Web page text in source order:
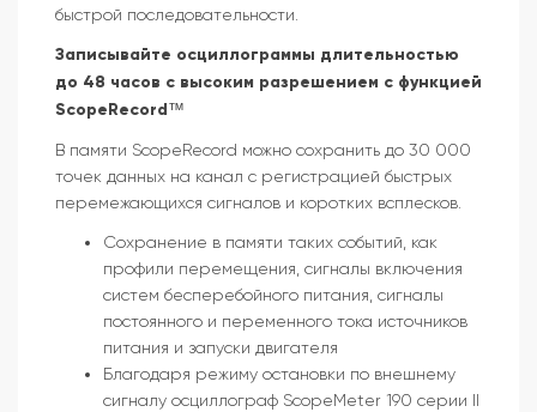
быстрой последовательности.
Записывайте осциллограммы длительностью
до 48 часов с высоким разрешением с функцией
ScopeRecord™
В памяти ScopeRecord можно сохранить до 30 000
точек данных на канал с регистрацией быстрых
перемежающихся сигналов и коротких всплесков.
Сохранение в памяти таких событий, как
профили перемещения, сигналы включения
систем бесперебойного питания, сигналы
постоянного и переменного тока источников
питания и запуски двигателя
Благодаря режиму остановки по внешнему
сигналу осциллограф ScopeMeter 190 серии II